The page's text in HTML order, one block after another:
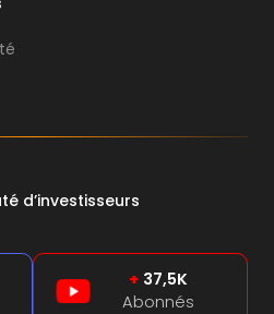
d’investisseurs
+ 37,5K
Abonnés